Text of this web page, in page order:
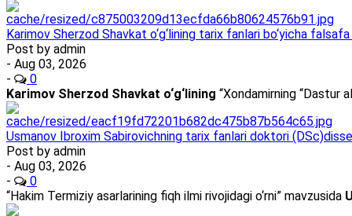
Karimov Sherzod Shavkat o‘g‘lining tarix fanlari bo‘yicha
Post by admin
- Aug 03, 2026
-
0
Karimov Sherzod Shavkat o‘g‘lining “Xondamirning “Dastur
Usmanov Ibroxim Sabirovichning tarix fanlari doktori
Post by admin
- Aug 03, 2026
-
0
“Hakim Termiziy asarlarining fiqh ilmi rivojidagi o‘rni” mavzusida